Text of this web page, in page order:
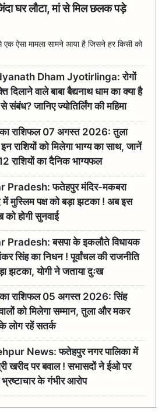
घर लौटा, मां से मिल छलक पड़े
ऐसा मामला सामने आया है जिसने हर किसी को
Dham Jyotirlinga: रोगों
दिलाने वाले बाबा बैद्यनाथ धाम का क्या है
संबंध? जानिए ज्योतिर्लिंग की महिमा
राशिफल 07 अगस्त 2026: तुला
राशियों को मिलेगा भाग्य का साथ, जानें
राशियों का दैनिक भाग्यफल
Pradesh: फतेहपुर मंदिर-मकबरा
में मुस्लिम पक्ष को बड़ा झटका ! अब इस
को होगी सुनवाई
Pradesh: बसपा के इकलौते विधायक
सिंह का निधन ! पूर्वांचल की राजनीति
झटका, योगी ने जताया दुःख
राशिफल 05 अगस्त 2026: सिंह
वालों को मिलेगा सम्मान, तुला और मकर
के लोग रहें सतर्क
News: फतेहपुर नगर पालिका में
खरीद पर बवाल ! सभासदों ने ईओ पर
के गंभीर आरोप